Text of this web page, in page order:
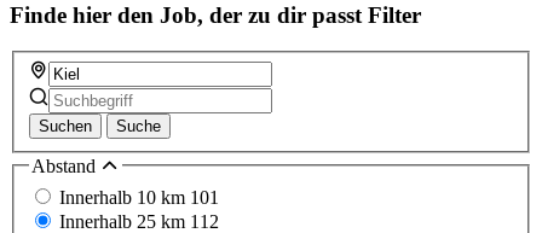
Finde hier den Job, der zu dir passt Filter
Suchen Suche
Abstand
Innerhalb 10 km 101
Innerhalb 25 km 112